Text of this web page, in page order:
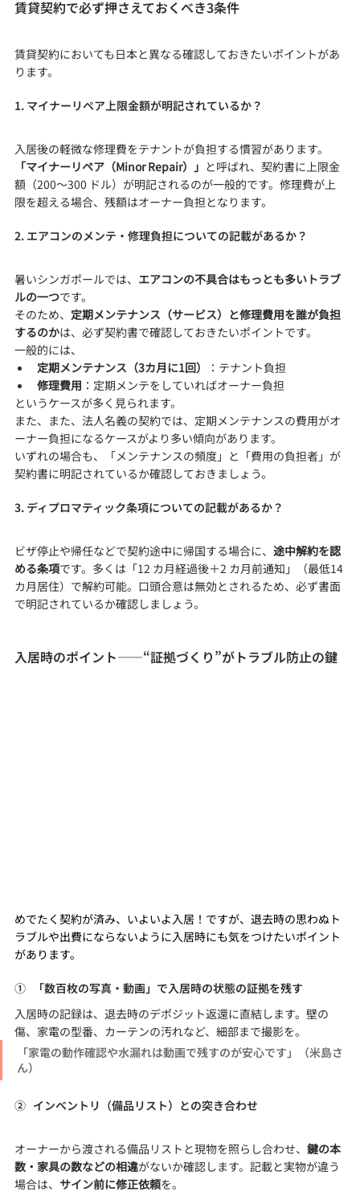
賃貸契約で必ず押さえておくべき3条件
賃貸契約においても日本と異なる確認しておきたいポイントがあ
ります。
1. マイナーリペア上限金額が明記されているか？
入居後の軽微な修理費をテナントが負担する慣習があります。
「マイナーリペア（Minor Repair）」 と呼ばれ、契約書に上限金
額（200〜300 ドル）が明記されるのが一般的です。修理費が上
限を超える場合、残額はオーナー負担となります。
2. エアコンのメンテ・修理負担についての記載があるか？
暑いシンガポールでは、 エアコンの不具合はもっとも多いトラブ
ルの一つです。
そのため、 定期メンテナンス（サービス）と修理費用を誰が負担
するのかは、必ず契約書で確認しておきたいポイントです。
一般的には、
定期メンテナンス（3カ月に1回）
：テナント負担
修理費用 ：定期メンテをしていればオーナー負担
というケースが多く見られます。
また、また、法人名義の契約では、定期メンテナンスの費用がオ
ーナー負担になるケースがより多い傾向があります。
いずれの場合も、「メンテナンスの頻度」と「費用の負担者」が
契約書に明記されているか確認しておきましょう。
3. ディプロマティック条項についての記載があるか？
ビザ停止や帰任などで契約途中に帰国する場合に、 途中解約を認
める条項です。多くは「12 カ月経過後＋2 カ月前通知」（最低14
カ月居住）で解約可能。口頭合意は無効とされるため、必ず書面
で明記されているか確認しましょう。
入居時のポイント——“証拠づくり”がトラブル防止の鍵
めでたく契約が済み、いよいよ入居！ですが、退去時の思わぬト
ラブルや出費にならないように入居時にも気をつけたいポイント
があります。
①   「数百枚の写真・動画」で入居時の状態の証拠を残す
入居時の記録は、退去時のデポジット返還に直結します。壁の
傷、家電の型番、カーテンの汚れなど、細部まで撮影を。
「家電の動作確認や水漏れは動画で残すのが安心です」（米島さ
ん）
②   インベントリ（備品リスト）との突き合わせ
オーナーから渡される備品リストと現物を照らし合わせ、 鍵の本
数・家具の数などの相違がないか確認します。記載と実物が違う
場合は、 サイン前に修正依頼を。